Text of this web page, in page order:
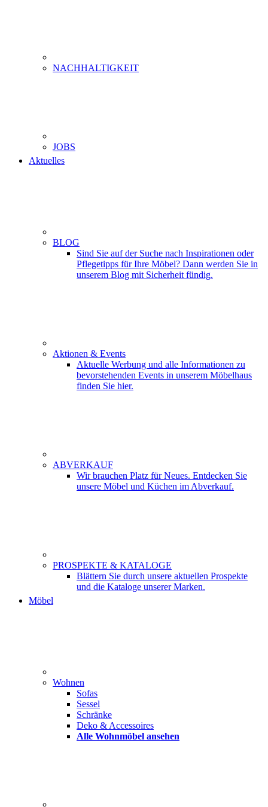
NACHHALTIGKEIT
JOBS
Aktuelles
BLOG
Sind Sie auf der Suche nach Inspirationen oder
Pflegetipps für Ihre Möbel? Dann werden Sie in
unserem Blog mit Sicherheit fündig.
Aktionen & Events
Aktuelle Werbung und alle Informationen zu
bevorstehenden Events in unserem Möbelhaus
finden Sie hier.
ABVERKAUF
Wir brauchen Platz für Neues. Entdecken Sie
unsere Möbel und Küchen im Abverkauf.
PROSPEKTE & KATALOGE
Blättern Sie durch unsere aktuellen Prospekte
und die Kataloge unserer Marken.
Möbel
Wohnen
Sofas
Sessel
Schränke
Deko & Accessoires
Alle Wohnmöbel ansehen